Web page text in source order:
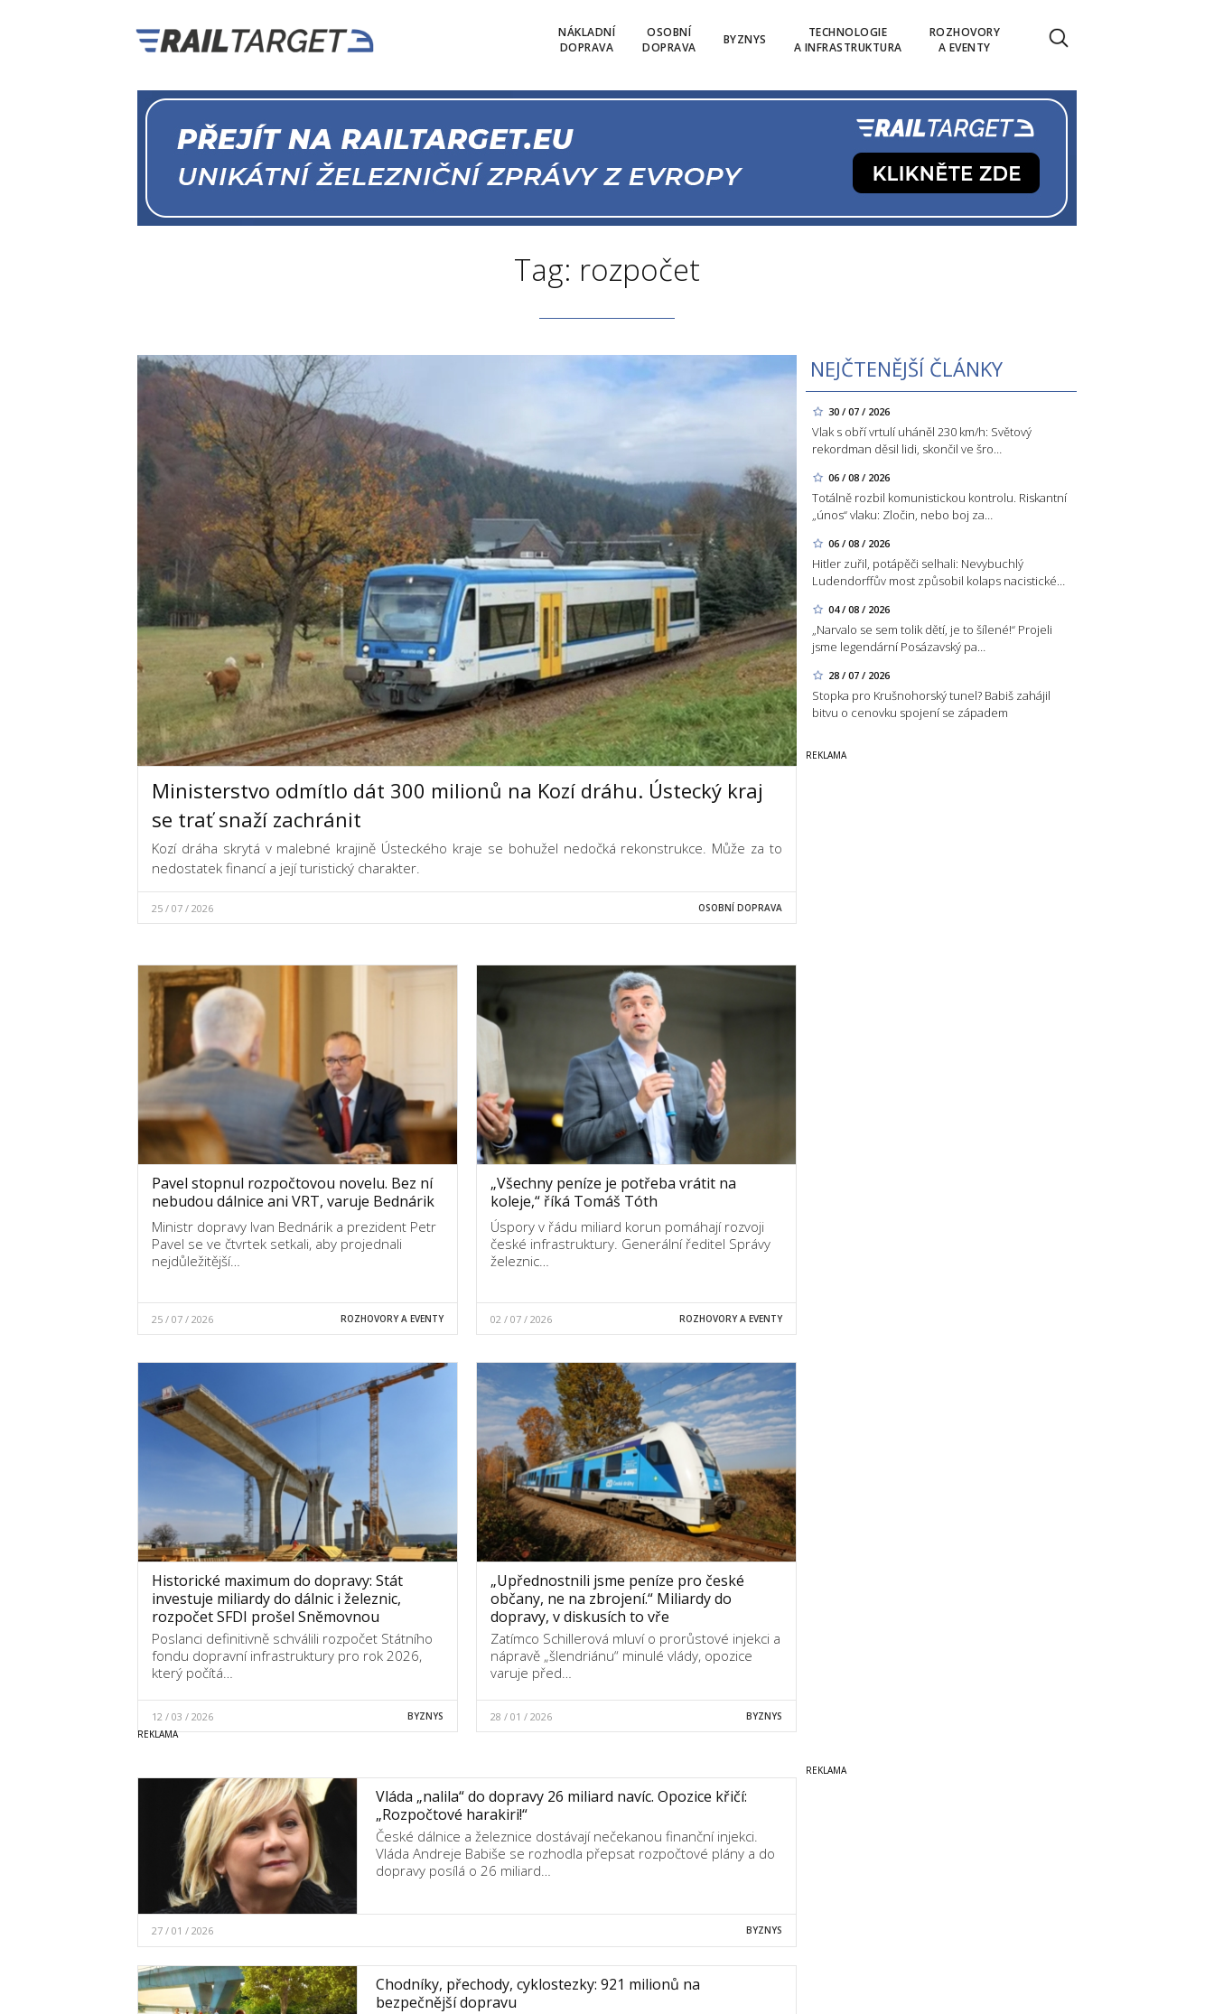
NÁKLADNÍ
DOPRAVA
OSOBNÍ
DOPRAVA
BYZNYS
TECHNOLOGIE
A INFRASTRUKTURA
ROZHOVORY
A EVENTY
Tag: rozpočet
NEJČTENĚJŠÍ ČLÁNKY
30 / 07 / 2026
Vlak s obří vrtulí uháněl 230 km/h: Světový
rekordman děsil lidi, skončil ve šro…
06 / 08 / 2026
Totálně rozbil komunistickou kontrolu. Riskantní
„únos“ vlaku: Zločin, nebo boj za…
06 / 08 / 2026
Hitler zuřil, potápěči selhali: Nevybuchlý
Ludendorffův most způsobil kolaps nacistické…
04 / 08 / 2026
„Narvalo se sem tolik dětí, je to šílené!“ Projeli
jsme legendární Posázavský pa…
28 / 07 / 2026
Stopka pro Krušnohorský tunel? Babiš zahájil
bitvu o cenovku spojení se západem
Ministerstvo odmítlo dát 300 milionů na Kozí dráhu. Ústecký kraj
se trať snaží zachránit
Kozí dráha skrytá v malebné krajině Ústeckého kraje se bohužel nedočká rekonstrukce. Může za to
nedostatek financí a její turistický charakter.
25 / 07 / 2026 OSOBNÍ DOPRAVA
Pavel stopnul rozpočtovou novelu. Bez ní
nebudou dálnice ani VRT, varuje Bednárik
Ministr dopravy Ivan Bednárik a prezident Petr
Pavel se ve čtvrtek setkali, aby projednali
nejdůležitější…
25 / 07 / 2026 ROZHOVORY A EVENTY
„Všechny peníze je potřeba vrátit na
koleje,“ říká Tomáš Tóth
Úspory v řádu miliard korun pomáhají rozvoji
české infrastruktury. Generální ředitel Správy
železnic…
02 / 07 / 2026 ROZHOVORY A EVENTY
Historické maximum do dopravy: Stát
investuje miliardy do dálnic i železnic,
rozpočet SFDI prošel Sněmovnou
Poslanci definitivně schválili rozpočet Státního
fondu dopravní infrastruktury pro rok 2026,
který počítá…
12 / 03 / 2026 BYZNYS
„Upřednostnili jsme peníze pro české
občany, ne na zbrojení.“ Miliardy do
dopravy, v diskusích to vře
Zatímco Schillerová mluví o prorůstové injekci a
nápravě „šlendriánu“ minulé vlády, opozice
varuje před…
28 / 01 / 2026 BYZNYS
Vláda „nalila“ do dopravy 26 miliard navíc. Opozice křičí:
„Rozpočtové harakiri!“
České dálnice a železnice dostávají nečekanou finanční injekci.
Vláda Andreje Babiše se rozhodla přepsat rozpočtové plány a do
dopravy posílá o 26 miliard…
27 / 01 / 2026 BYZNYS
Chodníky, přechody, cyklostezky: 921 milionů na
bezpečnější dopravu